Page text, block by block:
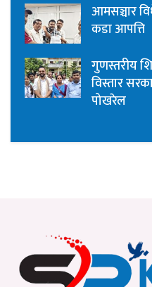
आमसञ्चार
कडा आपत्ति
गुणस्तरीय
विस्तार
पोखरेल